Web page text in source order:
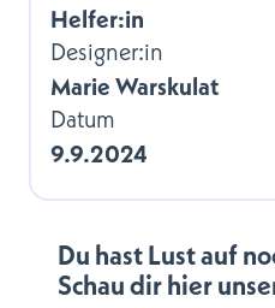
Helfer:in
Designer:in
Marie Warskulat
Datum
9.9.2024
Du hast Lust auf
Schau dir hier